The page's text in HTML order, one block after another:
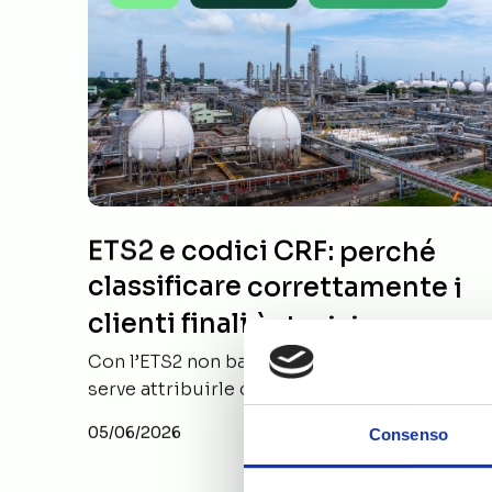
Consenso
perché
classificare
correttamente
i
clienti
finali
è
decisivo
perché
classificare
correttamente
i
clienti
finali
è
decisivo
ETS2 e codici CRF: perché
classificare correttamente i
clienti finali è decisivo
Con l’ETS2 non basta calcolare le emissioni:
serve attribuirle correttamente…
05/06/2026